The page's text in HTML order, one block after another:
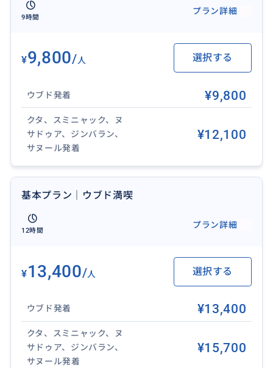
※注意事項をご覧ください
❖ 含まれるもの：ラフティング料金、安全装備レンタ
ル（ライフジャケットとヘルメット）、インストラク
ターガイド、インドネシア料理のビュッフェ、ラフテ
ィング保険、日本語ガイド兼ドライバー、専用車チャ
ーター代（ガソリン代）、ホテル送迎（対象エリア
内）
❖ 含まれないもの：各施設への入場料、アクティビテ
安：車1台につき500円〜1,000円程度）など
❖ 送迎対象エリア：
バリ島の空港、ヌサドゥア、ベノア、ジンバラン、ク
ー、サヌール、ウブド。
※その他の地域はお問い合わせください。
合はエントランス）
❖ 持ち物：水着（または濡れてもいい服）や着替え、
サンダル。歩きやすい靴、寺院用の羽織りもの、カメ
ラ/スマートフォン、日焼け止め、虫よけスプレー、飲
9時間
プラン詳細
¥9,800/人 選択する
ウブド発着 ¥9,800
クタ、スミニャック、ヌ
サドゥア、ジンバラン、
サヌール発着
¥12,100
基本プラン｜ウブド満喫
12時間
プラン詳細
¥13,400/人 選択する
ウブド発着 ¥13,400
クタ、スミニャック、ヌ
サドゥア、ジンバラン、
サヌール発着
¥15,700